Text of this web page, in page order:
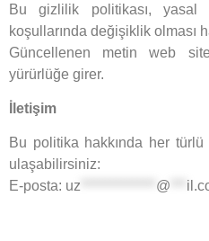
Bu gizlilik politikası, yasal
koşullarında değişiklik olması
Güncellenen metin web
yürürlüğe girer.
İletişim
Bu politika hakkında her
ulaşabilirsiniz:
E-posta: uz @